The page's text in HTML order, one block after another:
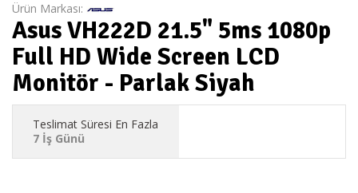
Ürün Markası:
Asus VH222D 21.5" 5ms 1080p
Full HD Wide Screen LCD
Monitör - Parlak Siyah
Teslimat Süresi En Fazla
7 İş Günü